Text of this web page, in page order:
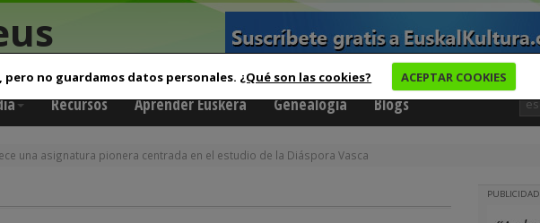
pero no guardamos datos personales. ¿Qué son las cookies? ACEPTAR COOKIES
Recursos Aprender Euskera Genealogía Blogs
una asignatura pionera centrada en el estudio de la Diáspora Vasca
PUBLICIDAD